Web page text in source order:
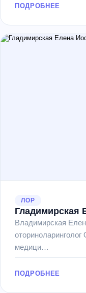
ПОДРОБНЕЕ
ЛОР
Гладимирская
Владимирская
оториноларинголог
медици…
ПОДРОБНЕЕ